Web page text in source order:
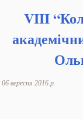
VIII
06 вересня 2016 р.